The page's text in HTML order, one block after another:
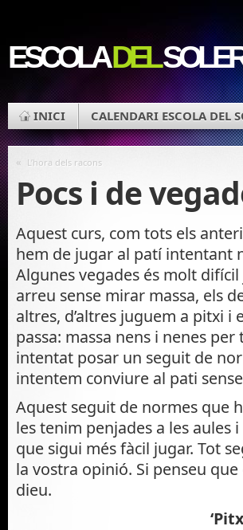
ESCOLADEL
INICI CALENDARI ESCOLA DEL
« L’hora dels racons
Pocs i de
Aquest curs, com tots els
hem de jugar al patí intentant
Algunes vegades és molt
arreu sense mirar massa, els
altres, d’altres juguem a pitxi
passa: massa nens i nenes
intentat posar un seguit de
intentem conviure al pati
Aquest seguit de normes que
les tenim penjades a les aules
que sigui més fàcil jugar. Tot
la vostra opinió. Si penseu
dieu.